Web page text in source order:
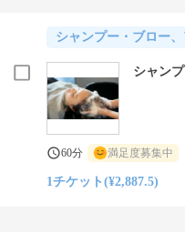
ているアロマエッセンスを
大切なお客様とその周りの
新型コロナウイルス感染拡
コール消毒をお願いしており
体調の悪い方は、どうぞ遠
シャンプー・ブロー
シャン
60分 満足度募集中
1チケット(¥2,887.5)